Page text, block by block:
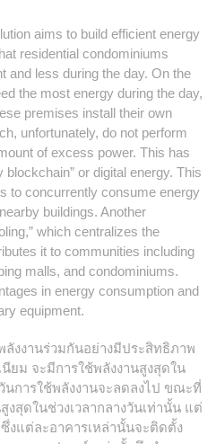
aims to build efficient energy
residential condominiums
and less during the day. On the
the most energy during the day,
premises install their own
unfortunately, do not perform
of excess power. This has
blockchain” or digital energy. This
to concurrently consume energy
buildings. Another
which centralizes the
it to communities including
malls, and condominiums.
in energy consumption and
equipment.
ลังงานร่วมกันอย่างมีประสิทธิภาพ
ยม จะมีการใช้พลังงานสูงสุดใน
นการใช้พลังงานจะลดลงไป ขณะที่
งสุดในช่วงเวลากลางวันเท่านั้น แต่
งแต่ละอาคารเหล่านั้นจะติดตั้ง